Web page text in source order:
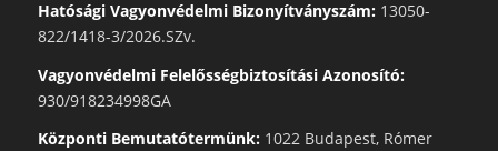
Hatósági Vagyonvédelmi Bizonyítványszám:13050-
822/1418-3/2026.SZv.
Vagyonvédelmi Felelősségbiztosítási Azonosító:
930/918234998GA
Központi Bemutatótermünk:1022 Budapest, Rómer